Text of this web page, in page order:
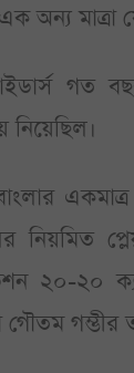
অন্য মাত্রা
গত
নিয়েছিল।
২০
গম্ভীর